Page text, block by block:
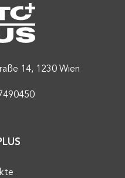
14, 1230 Wien